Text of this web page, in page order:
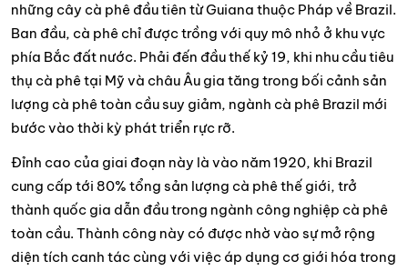
những cây cà phê đầu tiên từ Guiana thuộc Pháp về Brazil.
Ban đầu, cà phê chỉ được trồng với quy mô nhỏ ở khu vực
phía Bắc đất nước. Phải đến đầu thế kỷ 19, khi nhu cầu tiêu
thụ cà phê tại Mỹ và châu Âu gia tăng trong bối cảnh sản
lượng cà phê toàn cầu suy giảm, ngành cà phê Brazil mới
bước vào thời kỳ phát triển rực rỡ.
Đỉnh cao của giai đoạn này là vào năm 1920, khi Brazil
cung cấp tới 80% tổng sản lượng cà phê thế giới, trở
thành quốc gia dẫn đầu trong ngành công nghiệp cà phê
toàn cầu. Thành công này có được nhờ vào sự mở rộng
diện tích canh tác cùng với việc áp dụng cơ giới hóa trong